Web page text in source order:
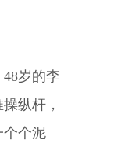
岁的李
纵杆，
个个泥